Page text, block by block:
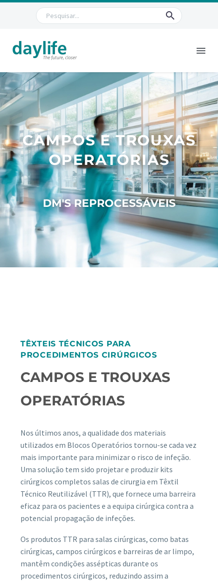
CAMPOS E TROUXAS
OPERATÓRIAS
DM'S REPROCESSÁVEIS
TÊXTEIS TÉCNICOS PARA
PROCEDIMENTOS CIRÚRGICOS
CAMPOS E TROUXAS
OPERATÓRIAS
Nos últimos anos, a qualidade dos materiais
utilizados em Blocos Operatórios tornou-se cada vez
mais importante para minimizar o risco de infeção.
Uma solução tem sido projetar e produzir kits
cirúrgicos completos salas de cirurgia em Têxtil
Técnico Reutilizável (TTR), que fornece uma barreira
eficaz para os pacientes e a equipa cirúrgica contra a
potencial propagação de infeções.
Os produtos TTR para salas cirúrgicas, como batas
cirúrgicas, campos cirúrgicos e barreiras de ar limpo,
mantêm condições assépticas durante os
procedimentos cirúrgicos, reduzindo assim a